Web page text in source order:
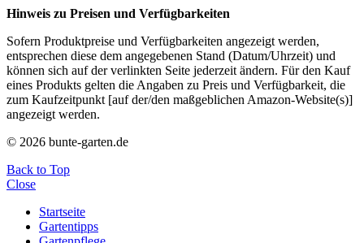
Hinweis zu Preisen und Verfügbarkeiten
Sofern Produktpreise und Verfügbarkeiten angezeigt werden,
entsprechen diese dem angegebenen Stand (Datum/Uhrzeit) und
können sich auf der verlinkten Seite jederzeit ändern. Für den Kauf
eines Produkts gelten die Angaben zu Preis und Verfügbarkeit, die
zum Kaufzeitpunkt [auf der/den maßgeblichen Amazon-Website(s)]
angezeigt werden.
© 2026 bunte-garten.de
Back to Top
Close
Startseite
Gartentipps